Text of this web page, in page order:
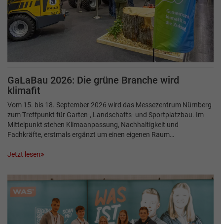
GaLaBau 2026: Die grüne Branche wird
klimafit
Vom 15. bis 18. September 2026 wird das Messezentrum Nürnberg
zum Treffpunkt für Garten-, Landschafts- und Sportplatzbau. Im
Mittelpunkt stehen Klimaanpassung, Nachhaltigkeit und
Fachkräfte, erstmals ergänzt um einen eigenen Raum…
Jetzt lesen